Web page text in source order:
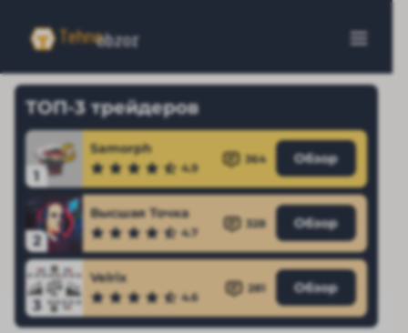
ТОП-3 трейдеров
1
Samorph
4.9
364 Обзор
2
Высшая Точка
4.7
328 Обзор
3
Velrix
4.6
281 Обзор